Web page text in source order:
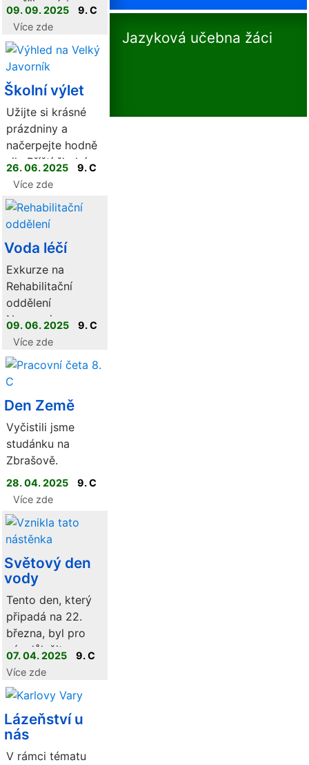
u příjimacích
zkoušek.
Pamatujte, že
štěstí přeje
připraveným.
09. 09. 2025
9. C
Více zde
Školní výlet
Užijte si krásné
prázdniny a
načerpejte hodně
sil. Příští školní
rok vás čeká
26. 06. 2025
9. C
Více zde
Voda léčí
Exkurze na
Rehabilitační
oddělení
Nemocnice
Hranice.
09. 06. 2025
9. C
Více zde
Den Země
Vyčistili jsme
studánku na
Zbrašově.
28. 04. 2025
9. C
Více zde
Světový den
vody
Tento den, který
připadá na 22.
března, byl pro
nás důležitou
příležitostí
význam vody a na
to, jak s ní
mužeme šetřit a
chránit její zdroje.
07. 04. 2025
9. C
Více zde
Lázeňství u
nás
V rámci tématu
Jazyková učebna žáci